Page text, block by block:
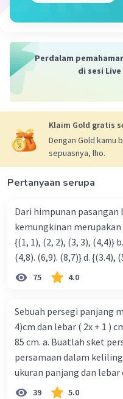
Perdalam
di sesi Live
Klaim Gold gratis
Dengan Gold kamu
sepuasnya, lho.
Pertanyaan serupa
Dari himpunan
kemungkinan merupakan ko- respondensi satu-
{(1, 1), (2, 2), (3, 3), (4,4)} b. {(1, 2), (2, 3), (3, 4). (4,5)} c. {(2,7).
(4,8). (6,9).
75 4.0
Sebuah persegi panjang
4)cm dan lebar ( 2x + 1 )
85 cm. a. Buatlah sket
persamaan dalam
ukuran panjang dan lebar
39 5.0